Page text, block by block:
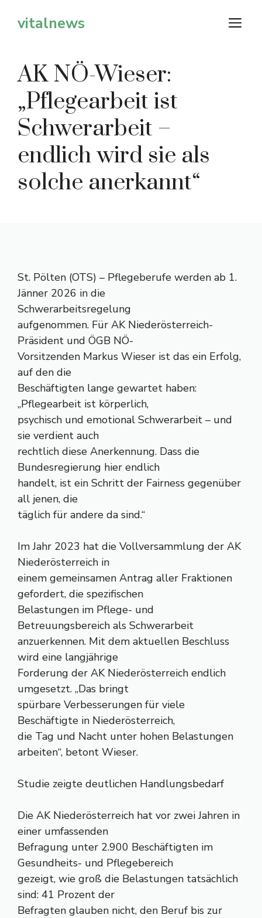
Inhaltvitalnews
AK NÖ-Wieser:
„Pflegearbeit ist
Schwerarbeit –
endlich wird sie als
solche anerkannt“
St. Pölten (OTS) – Pflegeberufe werden ab 1.
Jänner 2026 in die
Schwerarbeitsregelung
aufgenommen. Für AK Niederösterreich-
Präsident und ÖGB NÖ-
Vorsitzenden Markus Wieser ist das ein Erfolg,
auf den die
Beschäftigten lange gewartet haben:
„Pflegearbeit ist körperlich,
psychisch und emotional Schwerarbeit – und
sie verdient auch
rechtlich diese Anerkennung. Dass die
Bundesregierung hier endlich
handelt, ist ein Schritt der Fairness gegenüber
all jenen, die
täglich für andere da sind.“
Im Jahr 2023 hat die Vollversammlung der AK
Niederösterreich in
einem gemeinsamen Antrag aller Fraktionen
gefordert, die spezifischen
Belastungen im Pflege- und
Betreuungsbereich als Schwerarbeit
anzuerkennen. Mit dem aktuellen Beschluss
wird eine langjährige
Forderung der AK Niederösterreich endlich
umgesetzt. „Das bringt
spürbare Verbesserungen für viele
Beschäftigte in Niederösterreich,
die Tag und Nacht unter hohen Belastungen
arbeiten“, betont Wieser.
Studie zeigte deutlichen Handlungsbedarf
Die AK Niederösterreich hat vor zwei Jahren in
einer umfassenden
Befragung unter 2.900 Beschäftigten im
Gesundheits- und Pflegebereich
gezeigt, wie groß die Belastungen tatsächlich
sind: 41 Prozent der
Befragten glauben nicht, den Beruf bis zur